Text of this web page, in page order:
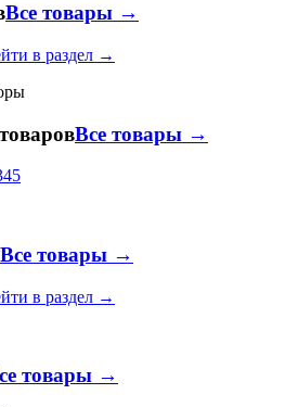
Все товары →
в раздел →
Все товары →
Все товары →
в раздел →
товары →